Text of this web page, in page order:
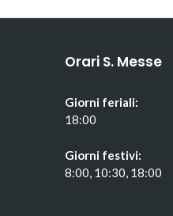
Orari S. Messe
Giorni feriali:
18:00
Giorni festivi:
8:00, 10:30, 18:00